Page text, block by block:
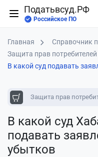
Податьвсуд.РФ
Российское ПО
Главная
Справочник
Защита прав потребителей
В какой суд подавать
Защита прав
В какой суд
подавать
убытков